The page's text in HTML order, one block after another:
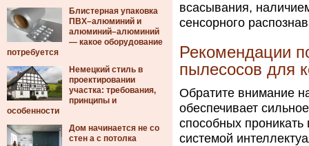
Блистерная упаковка
ПВХ–алюминий и
алюминий–алюминий
— какое оборудование
потребуется
Немецкий стиль в
проектировании
участка: требования,
принципы и
особенности
Дом начинается не со
стен а с потолка
всасывания,
сенсорного
Рекомендации
пылесосов для
Обратите внимание
обеспечивает
способных
системой